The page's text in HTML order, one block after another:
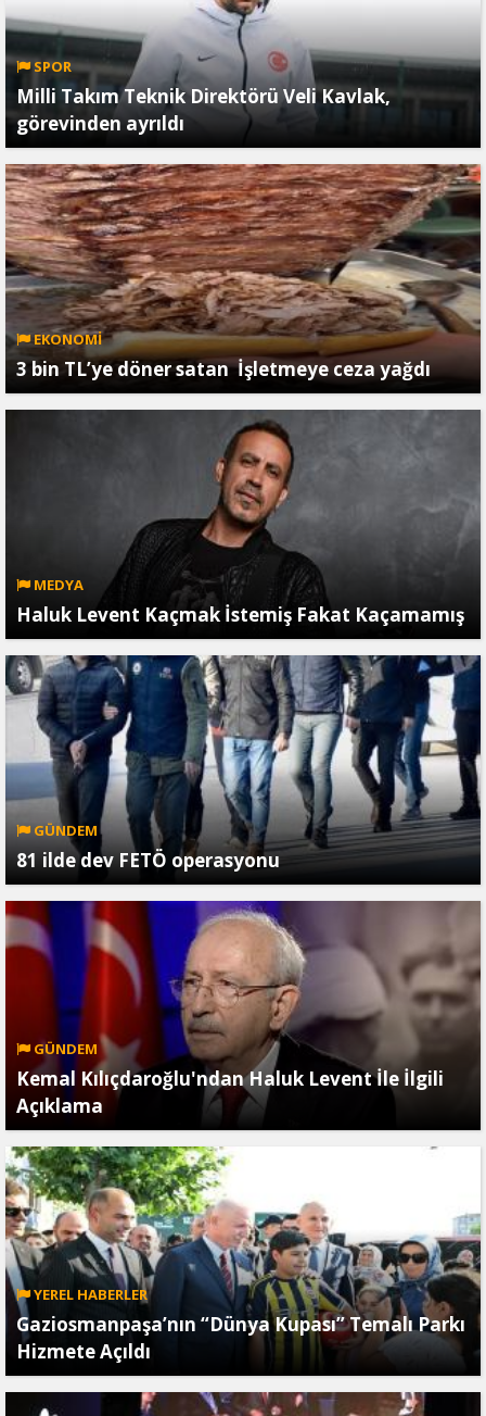
SPOR
Milli Takım Teknik Direktörü Veli Kavlak,
görevinden ayrıldı
EKONOMİ
3 bin TL’ye döner satan İşletmeye ceza yağdı
MEDYA
Haluk Levent Kaçmak İstemiş Fakat Kaçamamış
GÜNDEM
81 ilde dev FETÖ operasyonu
GÜNDEM
Kemal Kılıçdaroğlu'ndan Haluk Levent İle İlgili
Açıklama
YEREL HABERLER
Gaziosmanpaşa’nın “Dünya Kupası” Temalı Parkı
Hizmete Açıldı